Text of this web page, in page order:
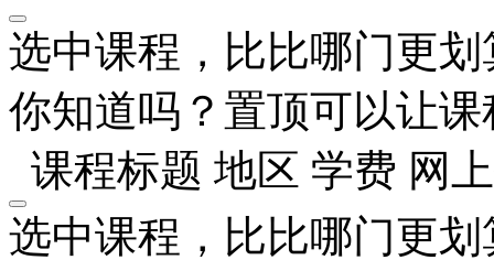
选中课程，比比哪门更划
你知道吗？置顶可以让
课程标题 地区 学费 网
选中课程，比比哪门更划